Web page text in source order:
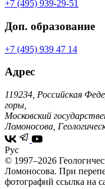
+7 (495) 939-29-51
Доп. образование
+7 (495) 939 47 14
Адрес
119234, Российская
горы,
Московский
Ломоносова,
Рус
© 1997–2026
Ломоносова. При
фотографий ссылка на